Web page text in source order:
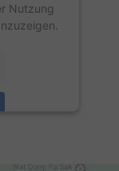
Nutzung